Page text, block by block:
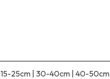
15-25cm | 30-40cm | 40-50cm